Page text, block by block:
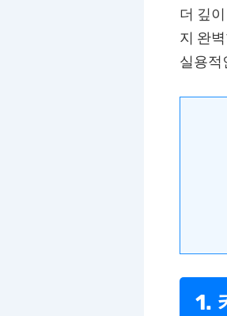
더 깊
지 완
실용적
1.